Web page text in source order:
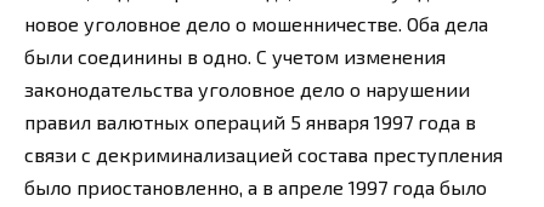
новое уголовное дело о мошенничестве. Оба дела
были соединины в одно. С учетом изменения
законодательства уголовное дело о нарушении
правил валютных операций 5 января 1997 года в
связи с декриминализацией состава преступления
было приостановленно, а в апреле 1997 года было